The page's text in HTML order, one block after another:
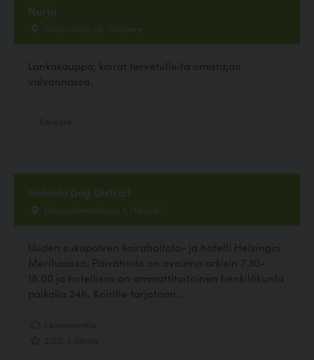
Nurja
Ilmarinkatu 35, Tampere
Lankakauppa, koirat tervetulleita omistajan
valvonnassa.
Helsinki Dog District
Haapaniemenkatu 7, Helsinki
Uuden sukupolven koirahoitola- ja hotelli Helsingin
Merihaassa. Päivähoito on avoinna arkisin 7.30-
18.00 ja hotellissa on ammattitaitoinen henkilökunta
paikalla 24h. Koirille tarjotaan...